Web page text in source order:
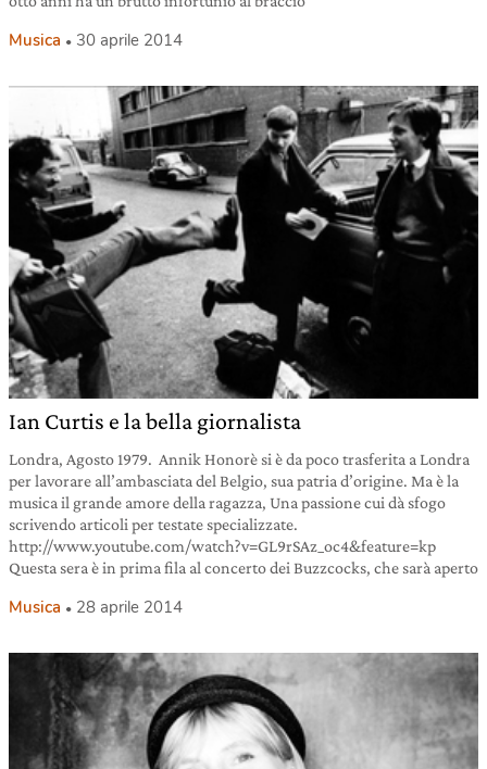
Musica 30 aprile 2014
Ian Curtis e la bella giornalista
Londra, Agosto 1979. Annik Honorè si è da poco trasferita a Londra
per lavorare all’ambasciata del Belgio, sua patria d’origine. Ma è la
musica il grande amore della ragazza, Una passione cui dà sfogo
scrivendo articoli per testate specializzate.
http://www.youtube.com/watch?v=GL9rSAz_oc4&feature=kp
Questa sera è in prima fila al concerto dei Buzzcocks, che sarà aperto
Musica 28 aprile 2014